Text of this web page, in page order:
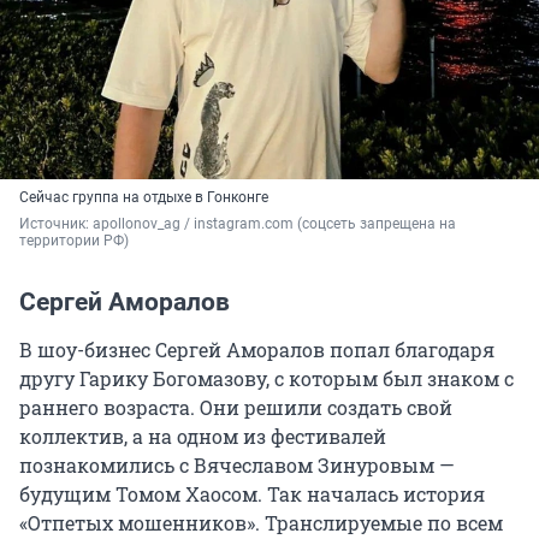
Сейчас группа на отдыхе в Гонконге
Источник: apollonov_ag / instagram.com (соцсеть запрещена на
территории РФ)
Сергей Аморалов
В шоу-бизнес Сергей Аморалов попал благодаря
другу Гарику Богомазову, с которым был знаком с
раннего возраста. Они решили создать свой
коллектив, а на одном из фестивалей
познакомились с Вячеславом Зинуровым —
будущим Томом Хаосом. Так началась история
«Отпетых мошенников». Транслируемые по всем